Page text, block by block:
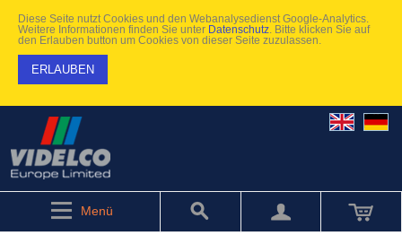
Diese Seite nutzt Cookies und den Webanalysedienst Google-Analytics.
Weitere Informationen finden Sie unter Datenschutz . Bitte klicken Sie auf
den Erlauben button um Cookies von dieser Seite zuzulassen.
ERLAUBEN
Menü